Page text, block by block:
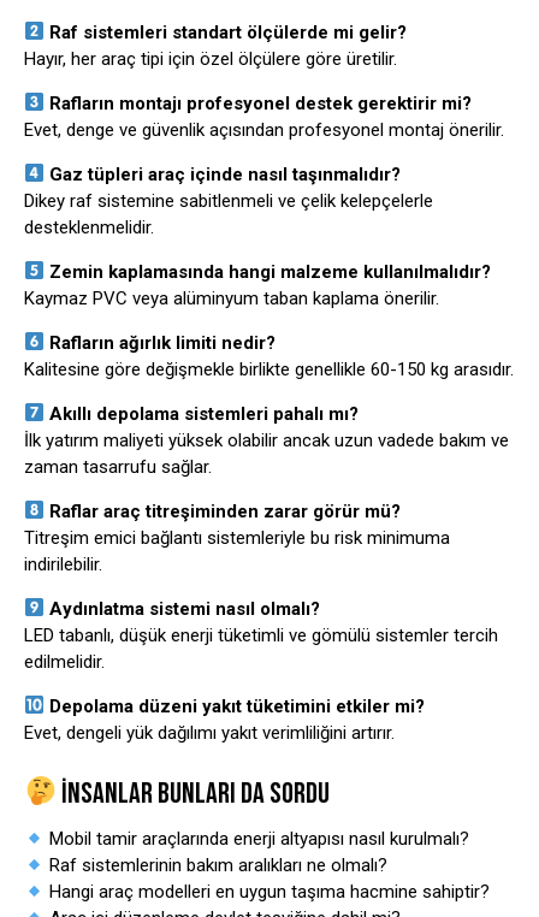
Raf sistemleri standart ölçülerde mi gelir?
Hayır, her araç tipi için özel ölçülere göre üretilir.
Rafların montajı profesyonel destek gerektirir mi?
Evet, denge ve güvenlik açısından profesyonel montaj önerilir.
Gaz tüpleri araç içinde nasıl taşınmalıdır?
Dikey raf sistemine sabitlenmeli ve çelik kelepçelerle
desteklenmelidir.
Zemin kaplamasında hangi malzeme kullanılmalıdır?
Kaymaz PVC veya alüminyum taban kaplama önerilir.
Rafların ağırlık limiti nedir?
Kalitesine göre değişmekle birlikte genellikle 60-150 kg arasıdır.
Akıllı depolama sistemleri pahalı mı?
İlk yatırım maliyeti yüksek olabilir ancak uzun vadede bakım ve
zaman tasarrufu sağlar.
Raflar araç titreşiminden zarar görür mü?
Titreşim emici bağlantı sistemleriyle bu risk minimuma
indirilebilir.
Aydınlatma sistemi nasıl olmalı?
LED tabanlı, düşük enerji tüketimli ve gömülü sistemler tercih
edilmelidir.
Depolama düzeni yakıt tüketimini etkiler mi?
Evet, dengeli yük dağılımı yakıt verimliliğini artırır.
İNSANLAR BUNLARI DA SORDU
Mobil tamir araçlarında enerji altyapısı nasıl kurulmalı?
Raf sistemlerinin bakım aralıkları ne olmalı?
Hangi araç modelleri en uygun taşıma hacmine sahiptir?